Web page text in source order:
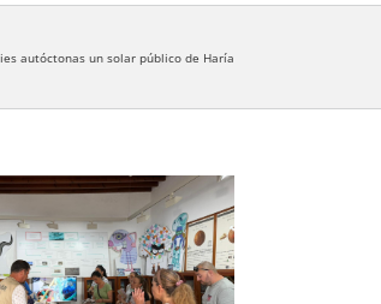
autóctonas un solar público de Haría